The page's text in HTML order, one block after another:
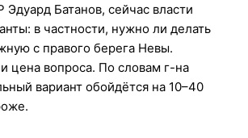
Эдуард Батанов, сейчас власти
в частности, нужно ли делать
с правого берега Невы.
цена вопроса. По словам г-на
вариант обойдётся на 10–40